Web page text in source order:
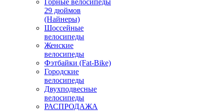
Горные велосипеды
29 дюймов
(Найнеры)
Шоссейные
велосипеды
Женские
велосипеды
Фэтбайки (Fat-Bike)
Городские
велосипеды
Двухподвесные
велосипеды
РАСПРОДАЖА